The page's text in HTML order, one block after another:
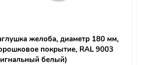
желоба, диаметр 180 мм,
покрытие, RAL 9003
белый)